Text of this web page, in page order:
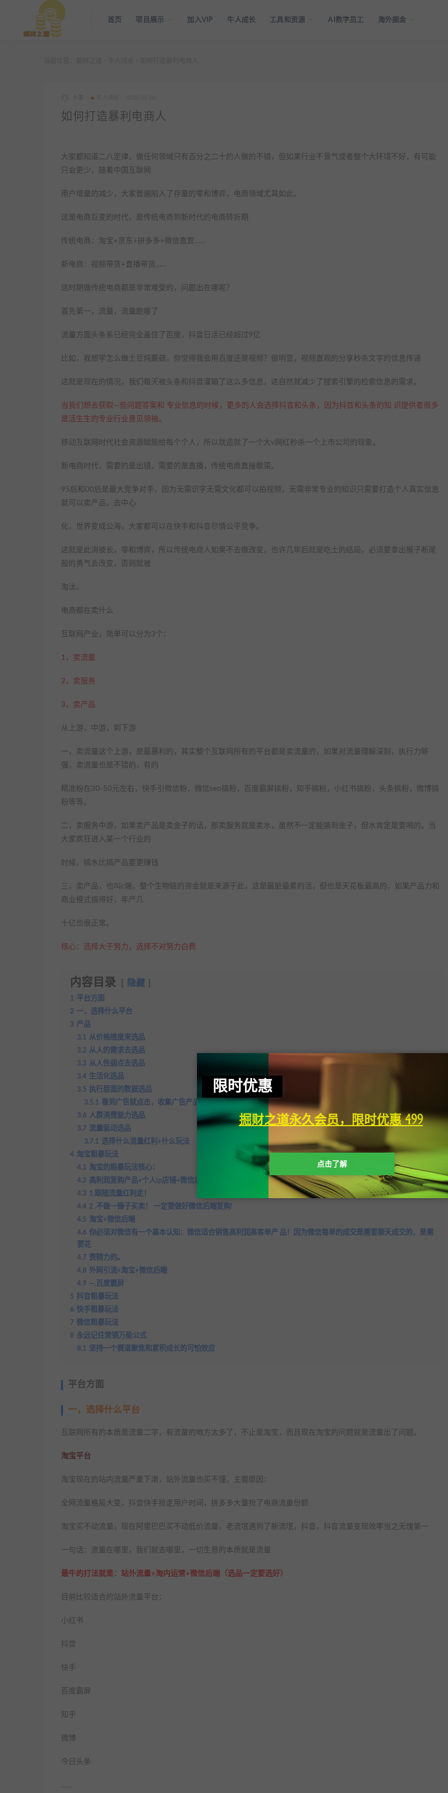
首页 项目展示 加入VIP 牛人成长 工具和资源 AI数字员工 海外掘金
如何打造暴利电商人
大家都知道二八定律，做任何领域只有百分之二十的人做的不错，但如果行业不景气或者整个大环境不好，有可能
只会更少，随着中国互联网
用户增量的减少，大家普遍陷入了存量的零和博弈，电商领域尤其如此。
这是电商巨变的时代，是传统电商到新时代的电商转折期
传统电商：淘宝+京东+拼多多+微信直营……
新电商：视频带货+直播带货……
这时期做传统电商都是非常难受的，问题出在哪呢？
首先第一，流量，流量跑哪了
流量方面头条系已经完全盖住了百度，抖音日活已经超过9亿
比如，我想学怎么做土豆炖蘑菇，你觉得我会用百度还是视频？很明显，视频直观的分享秒杀文字的信息传递
这就是现在的情况，我们每天被头条和抖音灌输了这么多信息，这自然就减少了搜索引擎的检索信息的需求。
当我们想去获取—些问题答案和 专业信息的时候，更多的人会选择抖音和头条，因为抖音和头条的知 识提供者很多
是活生生的专业行业意见领袖。
移动互联网时代社会资源赋能给每个个人，所以就造就了一个大v网红秒杀一个上市公司的现象。
新电商时代，需要的是出镜，需要的是直播，传统电商直接歇菜。
95后和00后是最大竞争对手，因为无需识字无需文化都可以拍视频，无需非常专业的知识只需要打造个人真实信息
就可以卖产品，去中心
化，世界变成公海，大家都可以在快手和抖音尽情公平竞争。
这就是此消彼长，零和博弈，所以传统电商人如果不去做改变，也许几年后就是吃土的结局，必须要拿出猴子断尾
般的勇气去改变，否则就被
淘汰。
电商都在卖什么
互联网产业，简单可以分为3个：
1，卖流量
2，卖服务
3，卖产品
从上游，中游，到下游
一，卖流量这个上游，是最暴利的，其实整个互联网所有的平台都是卖流量的，如果对流量理解深刻，执行力够
强，卖流量也是不错的，有的
精准粉在30-50元左右，快手引微信粉，微信seo搞粉，百度霸屏搞粉，知乎搞粉，小红书搞粉，头条搞粉，微博搞
粉等等。
二，卖服务中游，如果卖产品是卖金子的话，那卖服务就是卖水，虽然不一定能搞到金子，但水肯定是要喝的。当
大家疯狂进入某一个行业的
时候，搞水比搞产品要更赚钱
三，卖产品，也叫c端，整个生物链的资金就是来源于此，这是最脏最累的活，但也是天花板最高的，如果产品力和
商业模式搞得好，年产几
十亿也很正常。
核心：选择大于努力，选择不对努力白费
内容目录 隐藏
1 平台方面
2 一，选择什么平台
3 产品
3.1 从价格维度来选品
3.2 从人的需求去选品
3.3 从人性弱点去选品
3.4 生活化选品
3.5 执行层面的数据选品
3.5.1 看到广告就点击，收集广告产品库
3.6 人群消费能力选品
3.7 流量驱动选品
3.7.1 选择什么流量红利+什么玩法
4 淘宝粗暴玩法
4.1 淘宝的粗暴玩法核心：
4.2 高利润复购产品+个人ip店铺+微信后端！
4.3 1.跟随流量红利走！
4.4 2 .不做一锤子买卖！ 一定要做好微信后端复购!
4.5 淘宝+微信后端
4.6 你必须对微信有一个基本认知：微信适合销售高利润高客单产 品！因为微信每单的成交是需要聊天成交的，是需
要花
4.7 费精力的。
4.8 外网引流+淘宝+微信后端
4.9 —.百度霸屏
5 抖音粗暴玩法
6 快手粗暴玩法
7 微信粗暴玩法
8 永远记住营销万能公式
8.1 坚持一个赛道聚焦和累积成长的可怕效应
平台方面
一，选择什么平台
互联网所有的本质是流量二字，有流量的地方太多了，不止是淘宝，而且现在淘宝的问题就是流量出了问题。
淘宝平台
淘宝现在的站内流量严重下滑，站外流量也买不懂，主要原因：
全网流量格局大变，抖音快手抢走用户时间，拼多多大量抢了电商流量份额
淘宝买不动流量，现在阿里巴巴买不动低价流量，老流氓遇到了新流氓，抖音，抖音流量变现效率当之无愧第一
一句话：流量在哪里，我们就去哪里，一切生意的本质就是流量
最牛的打法就是：站外流量+淘内运营+微信后端（选品一定要选好）
目前比较适合的站外流量平台：
小红书
抖音
快手
百度霸屏
知乎
微博
今日头条
……
限时优惠
掘财之道永久会员，限时优惠 499
点击了解